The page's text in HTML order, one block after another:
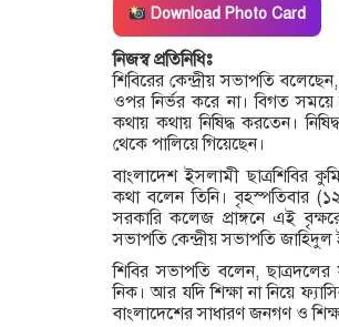
Download Photo Card
নিজস্ব প্রতিনিধিঃ
শিবিরের কেন্দ্রীয় সভাপতি
ওপর নির্ভর করে না। বিগত সময়ে
কথায় কথায় নিষিদ্ধ করতেন।
থেকে পালিয়ে গিয়েছেন।
বাংলাদেশ ইসলামী ছাত্রশিবির
কথা বলেন তিনি। বৃহস্পতিবার
সরকারি কলেজ প্রাঙ্গনে এই
সভাপতি কেন্দ্রীয় সভাপতি
শিবির সভাপতি বলেন,
নিক। আর যদি শিক্ষা না নিয়ে
বাংলাদেশের সাধারণ জনগণ ও